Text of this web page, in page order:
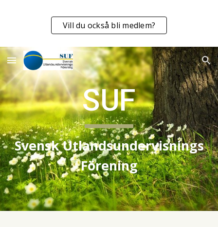
Skip to main content Skip to navigation
Vill du också bli medlem?
SUF
Svensk Utlandsundervisnings
Förening